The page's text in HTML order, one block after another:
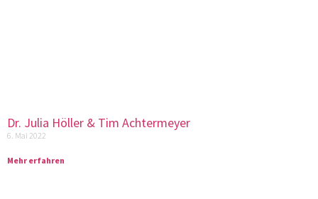
Dr. Julia Höller & Tim Achtermeyer
6. Mai 2022
Mehr erfahren